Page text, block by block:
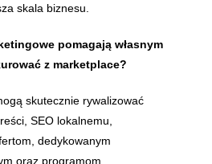
skala biznesu.
pomagają własnym
z marketplace?
skutecznie rywalizować
SEO lokalnemu,
dedykowanym
oraz programom